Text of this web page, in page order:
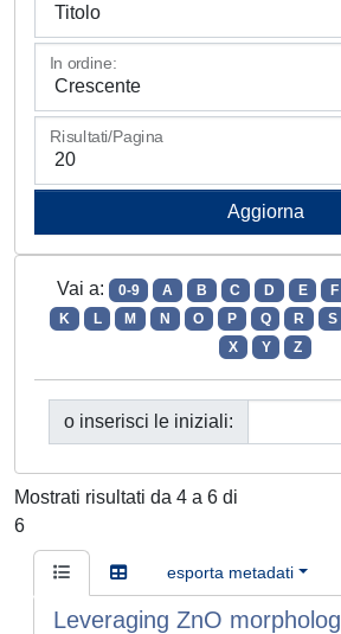
In ordine:
Risultati/Pagina
Vai a: 0-9 A B C D E F
K
L M N O P Q R S
X
Y Z
o inserisci le iniziali:
Mostrati risultati da 4 a 6 di
6
esporta metadati
Leveraging ZnO